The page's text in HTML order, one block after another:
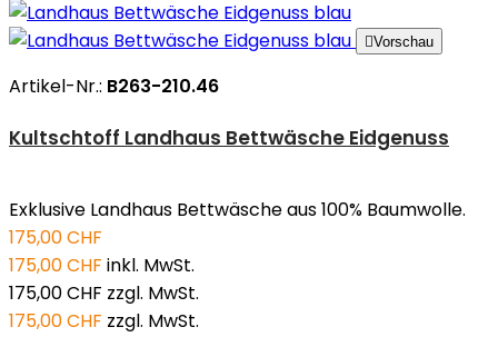
Vorschau
Artikel-Nr.: B263-210.46​
Kultschtoff Landhaus Bettwäsche Eidgenuss
Exklusive Landhaus Bettwäsche aus 100% Baumwolle.
175,00 CHF
175,00 CHF inkl. MwSt.
175,00 CHF zzgl. MwSt.
175,00 CHF zzgl. MwSt.